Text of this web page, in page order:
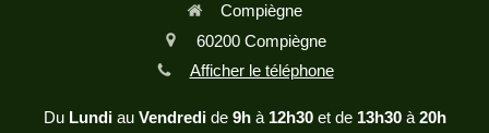
Compiègne
60200 Compiègne
Afficher le téléphone
Du Lundiau Vendredide 9hà 12h30et de 13h30à 20h